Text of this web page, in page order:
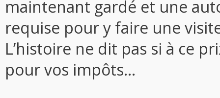
maintenant gardé et une
requise pour y faire une
L’histoire ne dit pas si à ce
pour vos impôts…